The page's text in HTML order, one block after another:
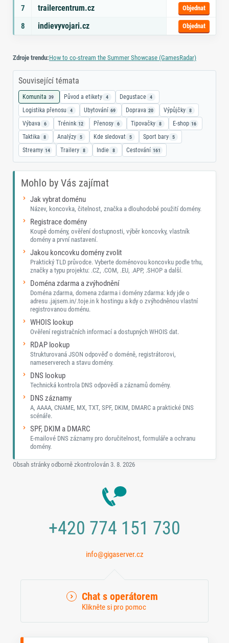
7 trailercentrum.cz Objednat
8 indievyvojari.cz Objednat
Zdroje trendu:How to co‑stream the Summer Showcase (GamesRadar)
Související témata
Komunita 39 Původ a etikety 4 Degustace 4
Logistika přenosu 4 Ubytování 69 Doprava 20 Výpůjčky 8
Výbava 6 Trénink 12 Přenosy 6 Tipovačky 8 E‑shop 16
Taktika 8 Analýzy 5 Kde sledovat 5 Sport bary 5
Streamy 14 Trailery 8 Indie 8 Cestování 161
Mohlo by Vás zajímat
Jak vybrat doménu
Název, koncovka, čitelnost, značka a dlouhodobé použití domény.
Registrace domény
Koupě domény, ověření dostupnosti, výběr koncovky, vlastník
domény a první nastavení.
Jakou koncovku domény zvolit
Praktický TLD průvodce. Vyberte doménovou koncovku podle trhu,
značky a typu projektu: .CZ, .COM, .EU, .APP, .SHOP a další.
Doména zdarma a zvýhodnění
Doména zdarma, domena zdarma i domény zdarma: kdy jde o
adresu .jajsem.in/.toje.in k hostingu a kdy o zvýhodněnou vlastní
registrovanou doménu.
WHOIS lookup
Ověření registračních informací a dostupných WHOIS dat.
RDAP lookup
Strukturovaná JSON odpověď o doméně, registrátorovi,
nameserverech a stavu domény.
DNS lookup
Technická kontrola DNS odpovědí a záznamů domény.
DNS záznamy
A, AAAA, CNAME, MX, TXT, SPF, DKIM, DMARC a praktické DNS
scénáře.
SPF, DKIM a DMARC
E-mailové DNS záznamy pro doručitelnost, formuláře a ochranu
domény.
Obsah stránky odborně zkontrolován 3. 8. 2026
+420 774 151 730
info@gigaserver.cz
Chat s operátorem
Klikněte si pro pomoc